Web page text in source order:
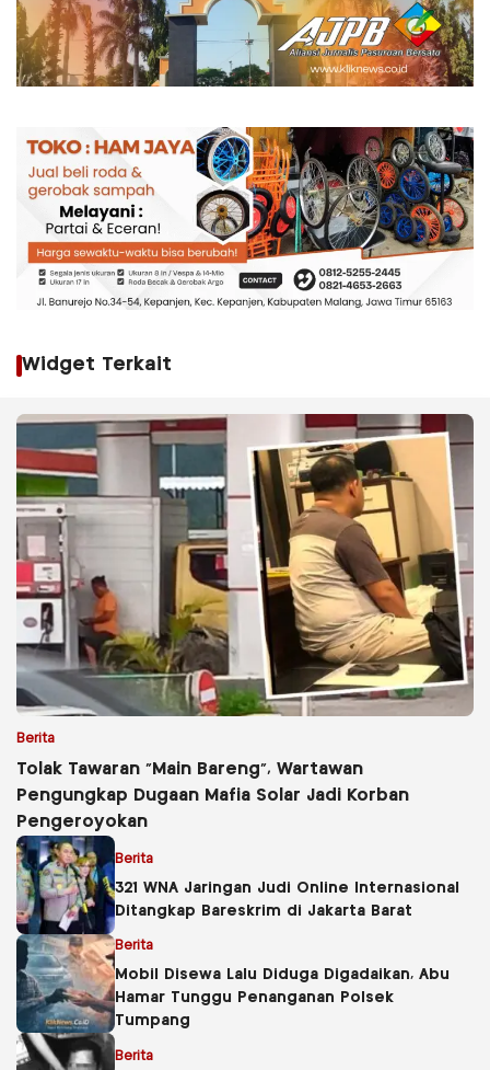
Widget Terkait
Berita
Tolak Tawaran “Main Bareng”, Wartawan
Pengungkap Dugaan Mafia Solar Jadi Korban
Pengeroyokan
Berita
321 WNA Jaringan Judi Online Internasional
Ditangkap Bareskrim di Jakarta Barat
Berita
Mobil Disewa Lalu Diduga Digadaikan, Abu
Hamar Tunggu Penanganan Polsek
Tumpang
Berita